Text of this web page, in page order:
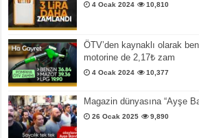
4 Ocak 2024 10,810
ÖTV’den kaynaklı olarak
motorine de 2,17₺ zam
4 Ocak 2024 10,377
Magazin dünyasına “Ayşe
26 Ocak 2025 9,890